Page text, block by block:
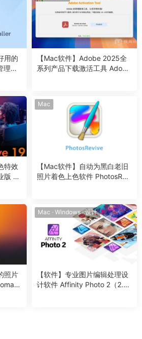
用的
理软
【Mac软件】Adobe 2025全
系列产品下载激活工具 Adobe
el/ARM平台
特效
版 D
Mac
【Mac软件】自动为黑白老旧
照片着色上色软件 PhotosRevi
照片
Mac · Windows·设计
【软件】专业图片编辑处理设
计软件 Affinity Photo 2（2.5.